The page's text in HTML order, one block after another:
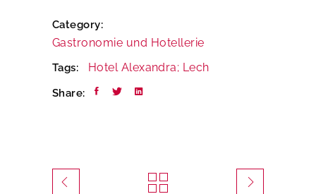
Category:
Gastronomie und Hotellerie
Tags: Hotel Alexandra; Lech
Share: